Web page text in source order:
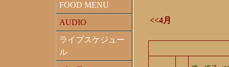
FOOD MENU
AUDIO
ライブスケジュー
ル
<<4月